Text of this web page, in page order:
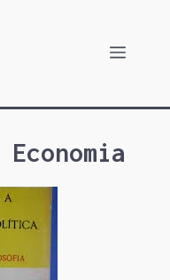
Menú
Economia